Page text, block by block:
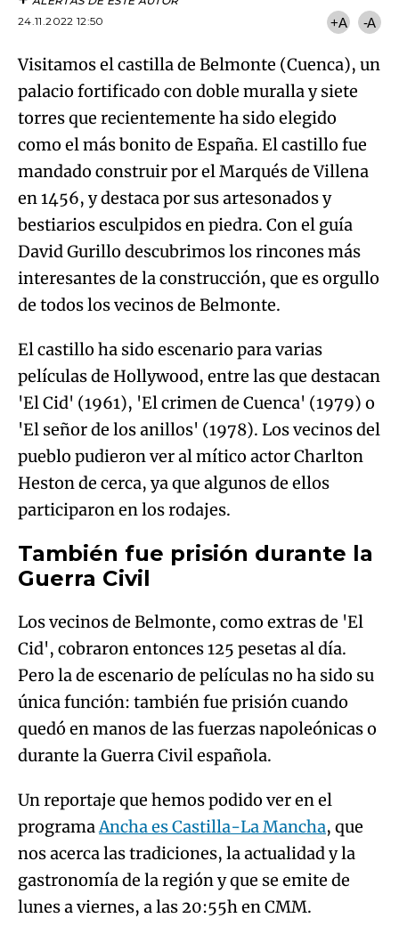
24.11.2022 12:50
+A -A
Visitamos el castilla de Belmonte (Cuenca), un
palacio fortificado con doble muralla y siete
torres que recientemente ha sido elegido
como el más bonito de España. El castillo fue
mandado construir por el Marqués de Villena
en 1456, y destaca por sus artesonados y
bestiarios esculpidos en piedra. Con el guía
David Gurillo descubrimos los rincones más
interesantes de la construcción, que es orgullo
de todos los vecinos de Belmonte.
El castillo ha sido escenario para varias
películas de Hollywood, entre las que destacan
'El Cid' (1961), 'El crimen de Cuenca' (1979) o
'El señor de los anillos' (1978). Los vecinos del
pueblo pudieron ver al mítico actor Charlton
Heston de cerca, ya que algunos de ellos
participaron en los rodajes.
También fue prisión durante la
Guerra Civil
Los vecinos de Belmonte, como extras de 'El
Cid', cobraron entonces 125 pesetas al día.
Pero la de escenario de películas no ha sido su
única función: también fue prisión cuando
quedó en manos de las fuerzas napoleónicas o
durante la Guerra Civil española.
Un reportaje que hemos podido ver en el
programaAncha es Castilla-La Mancha, que
nos acerca las tradiciones, la actualidad y la
gastronomía de la región y que se emite de
lunes a viernes, a las 20:55h en CMM.